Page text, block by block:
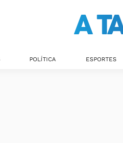
POLÍTICA ESPORTES